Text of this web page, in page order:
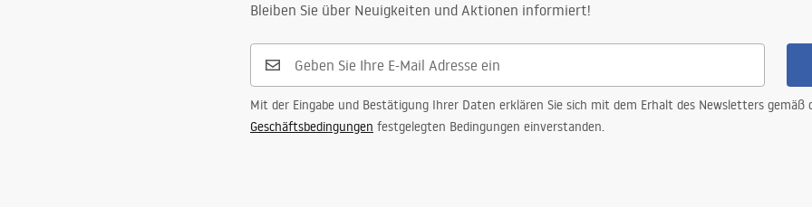
Bleiben Sie über Neuigkeiten und Aktionen informiert!
Mit der Eingabe und Bestätigung Ihrer Daten erklären Sie sich mit dem Erhalt des Newsletters gemäß
Geschäftsbedingungen festgelegten Bedingungen einverstanden.